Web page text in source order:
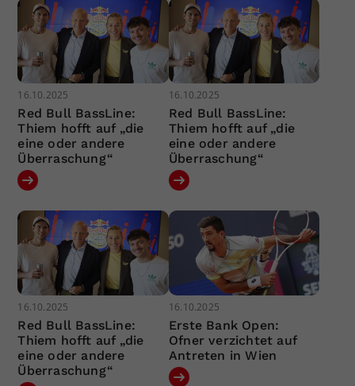
16.10.2025
Red Bull BassLine:
Thiem hofft auf „die
eine oder andere
Überraschung“
16.10.2025
Red Bull BassLine:
Thiem hofft auf „die
eine oder andere
Überraschung“
16.10.2025
Red Bull BassLine:
Thiem hofft auf „die
eine oder andere
Überraschung“
16.10.2025
Erste Bank Open:
Ofner verzichtet auf
Antreten in Wien